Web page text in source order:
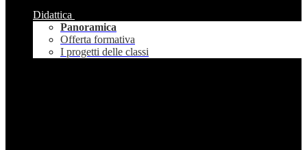
Didattica
Panoramica
Offerta formativa
I progetti delle classi